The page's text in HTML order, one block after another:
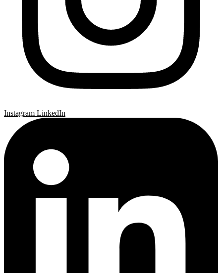
Instagram LinkedIn